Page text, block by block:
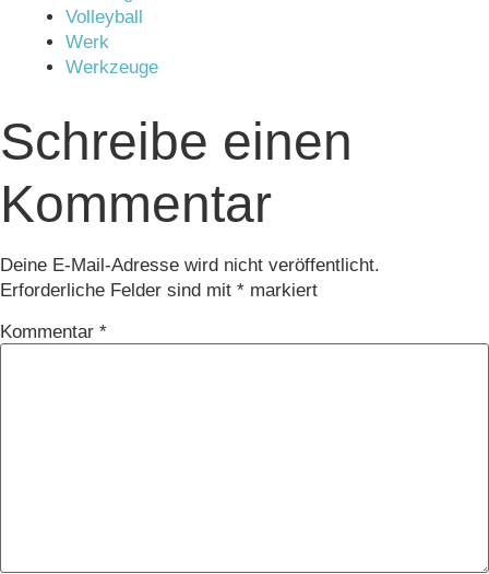
Volleyball
Werk
Werkzeuge
Schreibe einen
Kommentar
Deine E-Mail-Adresse wird nicht veröffentlicht.
Erforderliche Felder sind mit * markiert
Kommentar *